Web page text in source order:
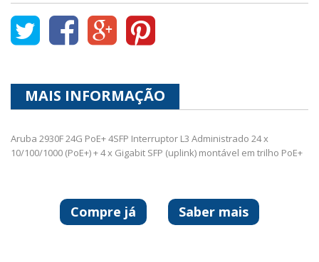
MAIS INFORMAÇÃO
Aruba 2930F 24G PoE+ 4SFP Interruptor L3 Administrado 24 x
10/100/1000 (PoE+) + 4 x Gigabit SFP (uplink) montável em trilho PoE+
Saber mais
Compre já